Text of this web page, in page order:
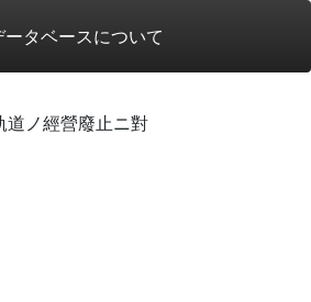
ータベースについて
道ノ經營廢止ニ對